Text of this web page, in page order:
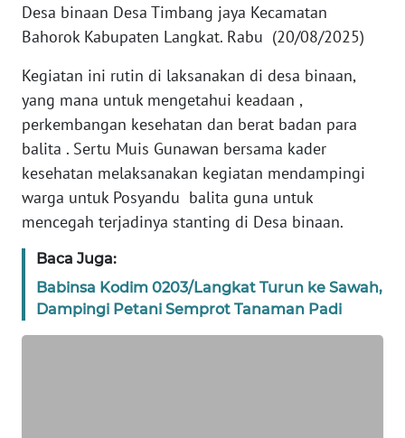
Desa binaan Desa Timbang jaya Kecamatan
Bahorok Kabupaten Langkat. Rabu (20/08/2025)
Kegiatan ini rutin di laksanakan di desa binaan,
yang mana untuk mengetahui keadaan ,
perkembangan kesehatan dan berat badan para
balita . Sertu Muis Gunawan bersama kader
kesehatan melaksanakan kegiatan mendampingi
warga untuk Posyandu balita guna untuk
mencegah terjadinya stanting di Desa binaan.
Baca Juga:
Babinsa Kodim 0203/Langkat Turun ke Sawah,
Dampingi Petani Semprot Tanaman Padi
KARIR
DISCLAIMER
Wahana
News
Regional
WN
SUMUT
JAKARTA
WN